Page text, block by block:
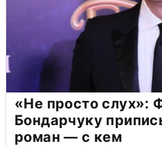
«Не просто слух»:
Бондарчуку
роман — с кем